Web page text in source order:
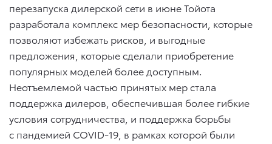
перезапуска дилерской сети в июне Тойота
разработала комплекс мер безопасности, которые
позволяют избежать рисков, и выгодные
предложения, которые сделали приобретение
популярных моделей более доступным.
Неотъемлемой частью принятых мер стала
поддержка дилеров, обеспечившая более гибкие
условия сотрудничества, и поддержка борьбы
с пандемией COVID-19, в рамках которой были